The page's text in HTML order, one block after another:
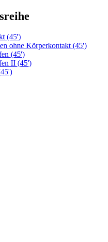
(45')
ohne Körperkontakt (45')
(45')
II (45')